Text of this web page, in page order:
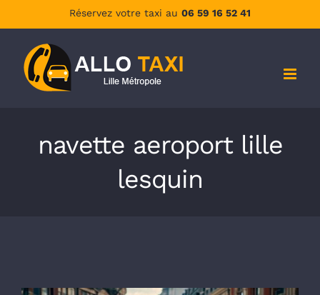
au
contenu
Réservez votre taxi au 06 59 16 52 41
navette aeroport lille
lesquin